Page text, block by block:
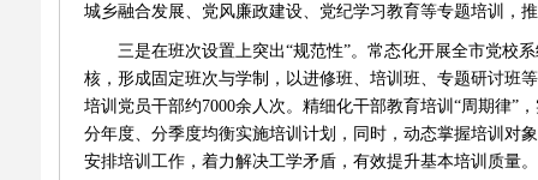
城乡融合发展、党风廉政建设、党纪学习教育等专题培训，
三是在班次设置上突出“规范性”。常态化开展全市党校
核，形成固定班次与学制，以进修班、培训班、专题研讨班
培训党员干部约7000余人次。精细化干部教育培训 “周期律”
分年度、分季度均衡实施培训计划，同时，动态掌握培训对
安排培训工作，着力解决工学矛盾，有效提升基本培训质量。